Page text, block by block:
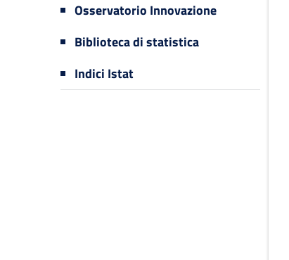
Osservatorio Innovazione
Biblioteca di statistica
Indici Istat